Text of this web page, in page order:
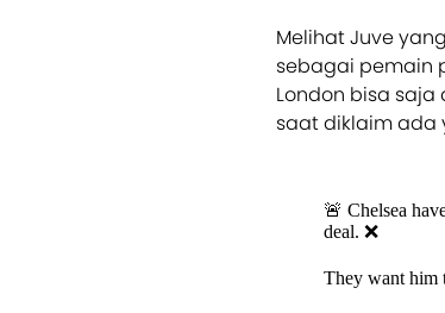
Melihat Juve
sebagai pemain
London bisa saja
saat diklaim ada
🚨 Chelsea
deal. ❌
They want him